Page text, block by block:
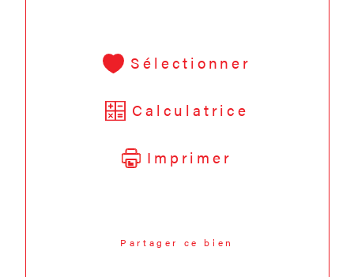
Sélectionner
Calculatrice
Imprimer
Partager ce bien